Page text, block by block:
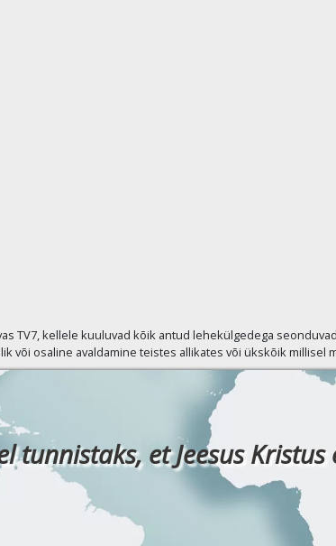
TV7, kellele kuuluvad kõik antud lehekülgedega
või osaline avaldamine teistes allikates või ükskõik millisel
tunnistaks, et Jeesus